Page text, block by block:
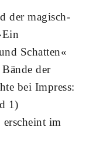
der magisch-
Schatten«
der
bei Impress:
1)
im